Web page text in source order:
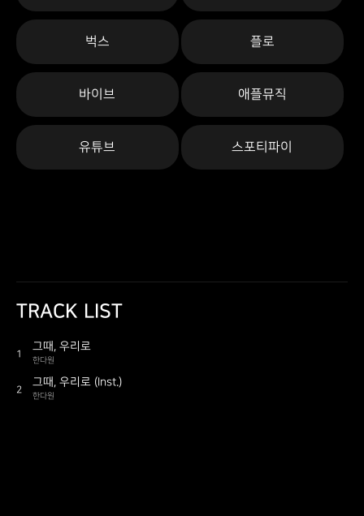
벅스 플로
바이브 애플뮤직
유튜브 스포티파이
TRACK LIST
1
그때, 우리로
한다원
2
그때, 우리로 (Inst.)
한다원